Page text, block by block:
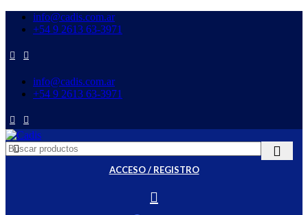
info@cadis.com.ar
‪+54 9 2613 63‑3971‬
info@cadis.com.ar
‪+54 9 2613 63‑3971‬
ACCESO / REGISTRO